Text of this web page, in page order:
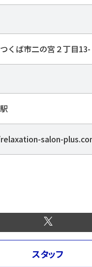
くば市二の宮２丁目
salon-
スタッフ